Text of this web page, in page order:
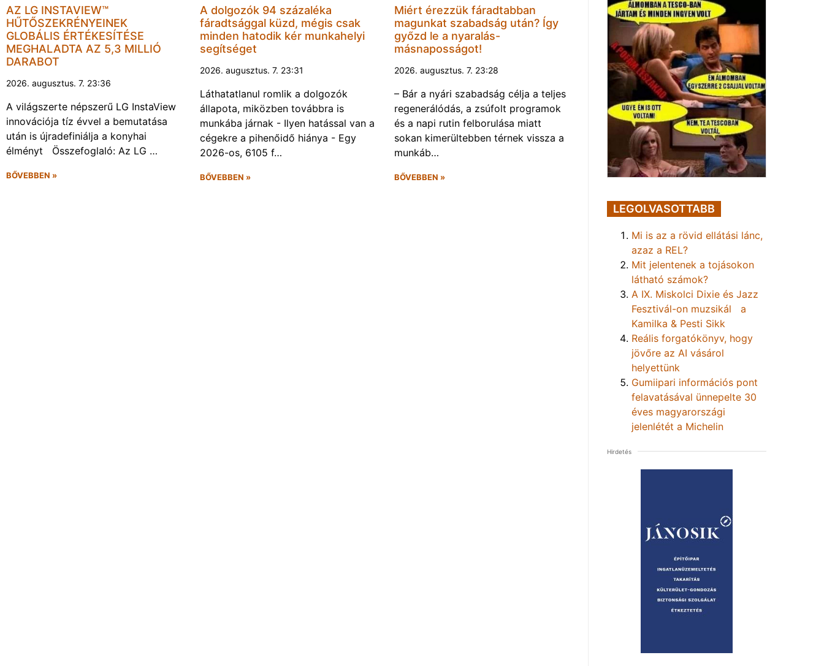
AZ LG INSTAVIEW™
HŰTŐSZEKRÉNYEINEK
GLOBÁLIS ÉRTÉKESÍTÉSE
MEGHALADTA AZ 5,3 MILLIÓ
DARABOT
2026. augusztus. 7. 23:36
A világszerte népszerű LG InstaView
innovációja tíz évvel a bemutatása
után is újradefiniálja a konyhai
élményt Összefoglaló: Az LG …
BŐVEBBEN »
A dolgozók 94 százaléka
fáradtsággal küzd, mégis csak
minden hatodik kér munkahelyi
segítséget
2026. augusztus. 7. 23:31
Láthatatlanul romlik a dolgozók
állapota, miközben továbbra is
munkába járnak - Ilyen hatással van a
cégekre a pihenőidő hiánya - Egy
2026-os, 6105 f…
BŐVEBBEN »
Miért érezzük fáradtabban
magunkat szabadság után? Így
győzd le a nyaralás-
másnaposságot!
2026. augusztus. 7. 23:28
– Bár a nyári szabadság célja a teljes
regenerálódás, a zsúfolt programok
és a napi rutin felborulása miatt
sokan kimerültebben térnek vissza a
munkáb…
BŐVEBBEN »
LEGOLVASOTTABB
Mi is az a rövid ellátási lánc,
azaz a REL?
Mit jelentenek a tojásokon
látható számok?
A IX. Miskolci Dixie és Jazz
Fesztivál-on muzsikál a
Kamilka & Pesti Sikk
Reális forgatókönyv, hogy
jövőre az AI vásárol
helyettünk
Gumiipari információs pont
felavatásával ünnepelte 30
éves magyarországi
jelenlétét a Michelin
Hirdetés